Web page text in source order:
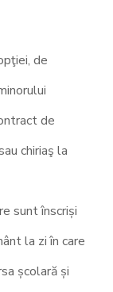
de
de
chiriaş la
sunt înscriși
la zi în care
școlară și